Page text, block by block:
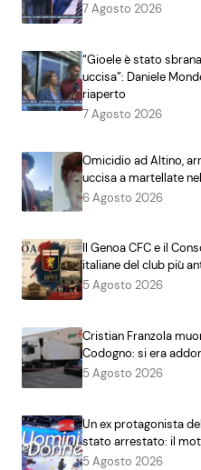
7 Agosto 2026
“Gioele è stato
uccisa”: Daniele
riaperto
7 Agosto 2026
Omicidio ad Altino,
uccisa a martellate
6 Agosto 2026
Il Genoa CFC e il
italiane del club più
5 Agosto 2026
Cristian Franzola
Codogno: si era
5 Agosto 2026
Un ex protagonista
stato arrestato: il
5 Agosto 2026